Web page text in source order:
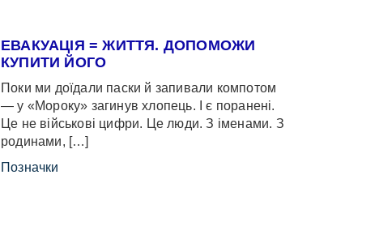
ЕВАКУАЦІЯ = ЖИТТЯ. ДОПОМОЖИ
КУПИТИ ЙОГО
Поки ми доїдали паски й запивали компотом
— у «Мороку» загинув хлопець. І є поранені.
Це не військові цифри. Це люди. З іменами. З
родинами, […]
Позначки